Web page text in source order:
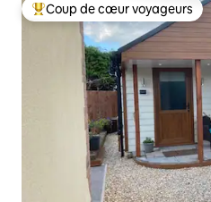
Coup de cœur voyageurs
Coup de cœur voyageurs